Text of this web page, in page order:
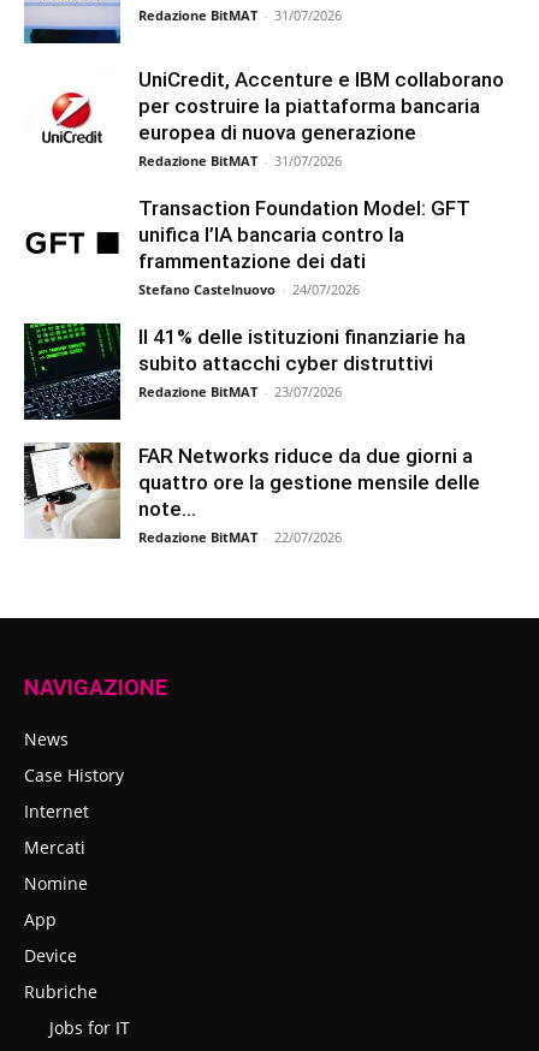
Redazione BitMAT - 31/07/2026
UniCredit, Accenture e IBM collaborano
per costruire la piattaforma bancaria
europea di nuova generazione
Redazione BitMAT - 31/07/2026
Transaction Foundation Model: GFT
unifica l’IA bancaria contro la
frammentazione dei dati
Stefano Castelnuovo - 24/07/2026
Il 41% delle istituzioni finanziarie ha
subito attacchi cyber distruttivi
Redazione BitMAT - 23/07/2026
FAR Networks riduce da due giorni a
quattro ore la gestione mensile delle
note...
Redazione BitMAT - 22/07/2026
NAVIGAZIONE
News
Case History
Internet
Mercati
Nomine
App
Device
Rubriche
Jobs for IT